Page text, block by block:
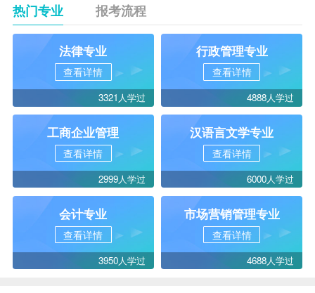
热门专业 报考流程
法律专业
查看详情
3321人学过
行政管理专业
查看详情
4888人学过
工商企业管理
查看详情
2999人学过
汉语言文学专业
查看详情
6000人学过
会计专业
查看详情
3950人学过
市场营销管理专业
查看详情
4688人学过